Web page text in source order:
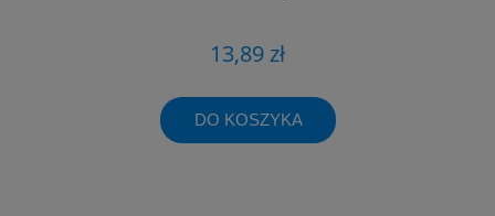
13,89 zł
DO KOSZYKA